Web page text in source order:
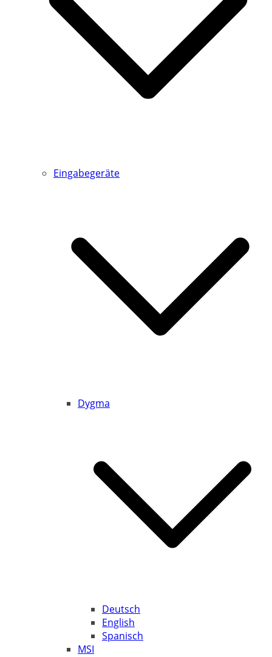
Eingabegeräte
Dygma
Deutsch
English
Spanisch
MSI